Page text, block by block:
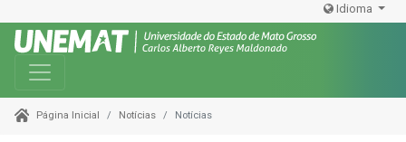
Idioma
Toggle navigation
Página Inicial Notícias Notícias